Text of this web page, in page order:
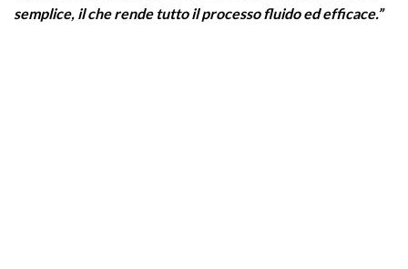
semplice, il che rende tutto il processo fluido ed efficace.”